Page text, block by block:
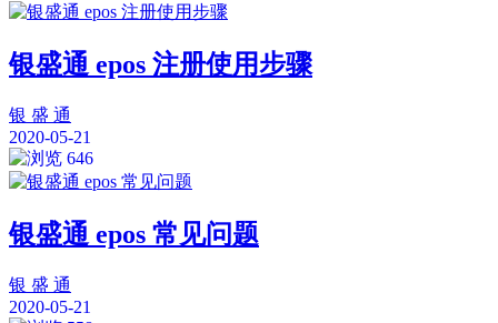
银盛通 epos 注册使用步骤
银 盛 通
2020-05-21
646
银盛通 epos 常见问题
银 盛 通
2020-05-21